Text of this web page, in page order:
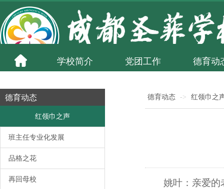
学校简介 党团工作 德育动
德育动态
红领巾之声
班主任专业化发展
品格之花
再回母校
德育动态 -> 红领巾之
姚叶：亲爱的